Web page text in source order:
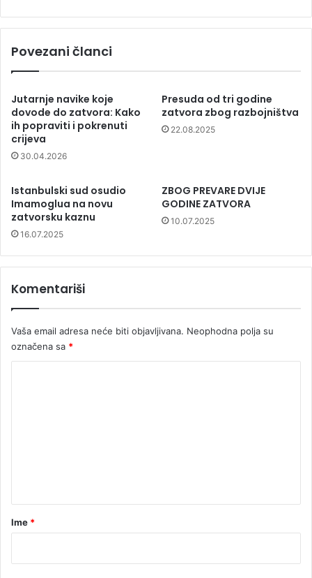
Povezani članci
Jutarnje navike koje
dovode do zatvora: Kako
ih popraviti i pokrenuti
crijeva
30.04.2026
Presuda od tri godine
zatvora zbog razbojništva
22.08.2025
Istanbulski sud osudio
Imamoglua na novu
zatvorsku kaznu
16.07.2025
ZBOG PREVARE DVIJE
GODINE ZATVORA
10.07.2025
Komentariši
Vaša email adresa neće biti objavljivana. Neophodna polja su
označena sa *
rIme *